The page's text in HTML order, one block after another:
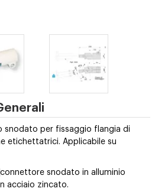
snodato per fissaggio flangia di
etichettatrici. Applicabile su
connettore snodato in alluminio
acciaio zincato.